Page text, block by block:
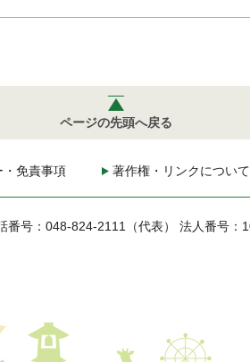
ページの先頭へ戻る
・免責事項 著作権・リンクについて
番号：048-824-2111（代表） 法人番号：